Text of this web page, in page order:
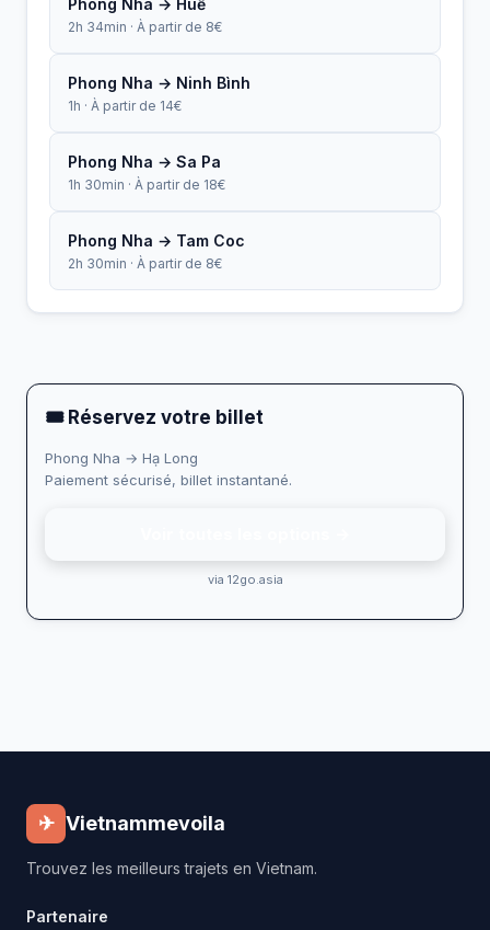
2h 34min · À partir de 8€
Phong Nha → Ninh Bình
1h · À partir de 14€
Phong Nha → Sa Pa
1h 30min · À partir de 18€
Phong Nha → Tam Coc
2h 30min · À partir de 8€
🎟 Réservez votre billet
Phong Nha → Hạ Long
Paiement sécurisé, billet instantané.
via 12go.asia
✈ Vietnammevoila
Trouvez les meilleurs trajets en Vietnam.
Partenaire